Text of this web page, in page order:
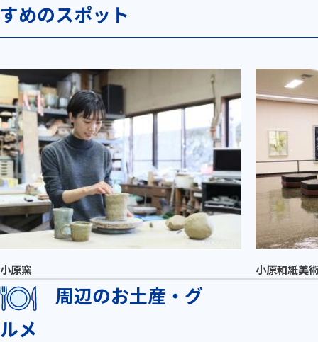
すめのスポット
小原窯 小原和紙美
周辺のお土産・グ
ルメ